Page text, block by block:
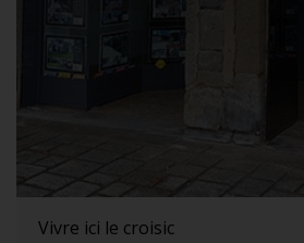
Vivre ici le croisic